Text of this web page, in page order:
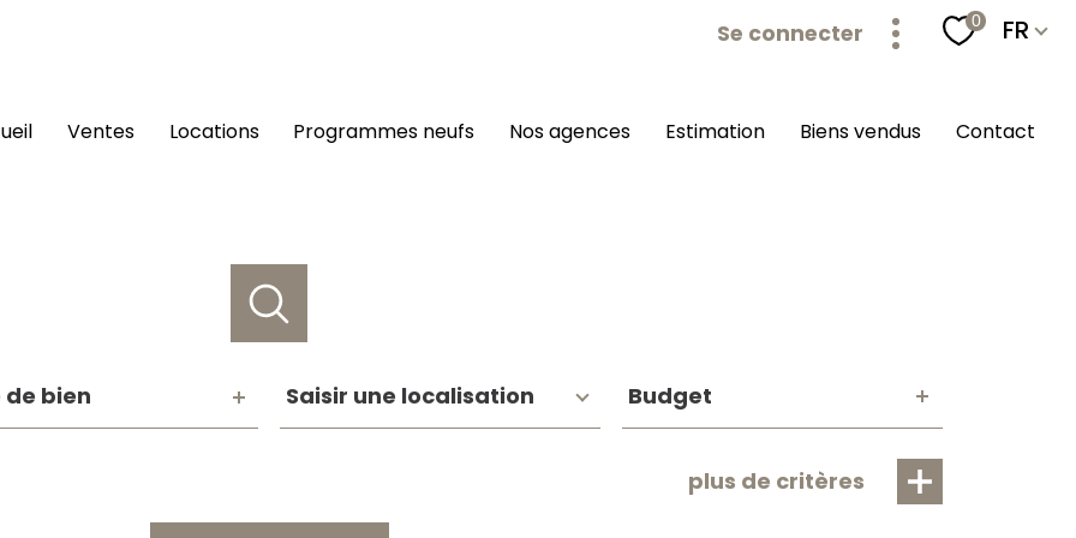
Se connecter 0 Langue
FR
ventes locations programmes neufs nos agences estimation biens vendus contact
de bien une
localisation
Saisir une localisation Budget
plus de critères